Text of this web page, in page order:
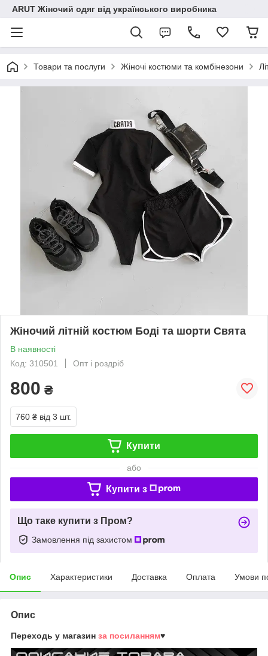
ARUT Жіночий одяг від українського виробника
Товари та послуги Жіночі костюми та комбінезони
Жіночий літній костюм Боді та шорти Свята
В наявності
Код: 310501
Опт і роздріб
800 ₴
760 ₴ від 3 шт.
Купити
або
Купити з
Що таке купити з Пром?
Замовлення під захистом
Опис Характеристики Доставка Оплата Умови
Опис
Переходь у магазин за посиланням♥